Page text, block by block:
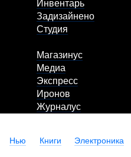
Инвентарь
Задизайнено
Студия
Магазинус
Медиа
Экспресс
Иронов
Журналус
Нью Книги Электроника